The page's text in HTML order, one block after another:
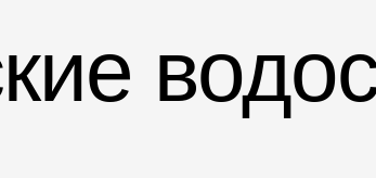
Инструкции по монтажу
Технические листы